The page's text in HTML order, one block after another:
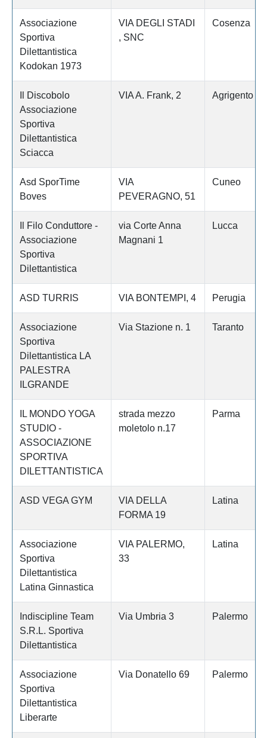
Associazione
Sportiva
Dilettantistica
Kodokan 1973
VIA DEGLI STADI
, SNC
Cosenza
Il Discobolo
Associazione
Sportiva
Dilettantistica
Sciacca
VIA A. Frank, 2 Agrigento
Asd SporTime
Boves
VIA
PEVERAGNO, 51
Cuneo
Il Filo Conduttore -
Associazione
Sportiva
Dilettantistica
via Corte Anna
Magnani 1
Lucca
ASD TURRIS VIA BONTEMPI, 4 Perugia
Associazione
Sportiva
Dilettantistica LA
PALESTRA
ILGRANDE
Via Stazione n. 1 Taranto
IL MONDO YOGA
STUDIO -
ASSOCIAZIONE
SPORTIVA
DILETTANTISTICA
strada mezzo
moletolo n.17
Parma
ASD VEGA GYM
VIA DELLA
FORMA 19
Latina
Associazione
Sportiva
Dilettantistica
Latina Ginnastica
VIA PALERMO,
33
Latina
Indiscipline Team
S.R.L. Sportiva
Dilettantistica
Via Umbria 3 Palermo
Associazione
Sportiva
Dilettantistica
Liberarte
Via Donatello 69 Palermo